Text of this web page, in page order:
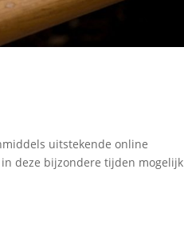
uitstekende online
deze bijzondere tijden mogelijk